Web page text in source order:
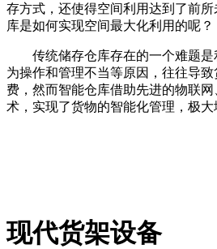
存方式，还使得空间利用达到了前
库是如何实现空间最大化利用的呢？
传统储存仓库存在的一个难题
为操作和管理不当等原因，往往导
费，然而智能仓库借助先进的物联
术，实现了货物的智能化管理，极大
现代货架设备